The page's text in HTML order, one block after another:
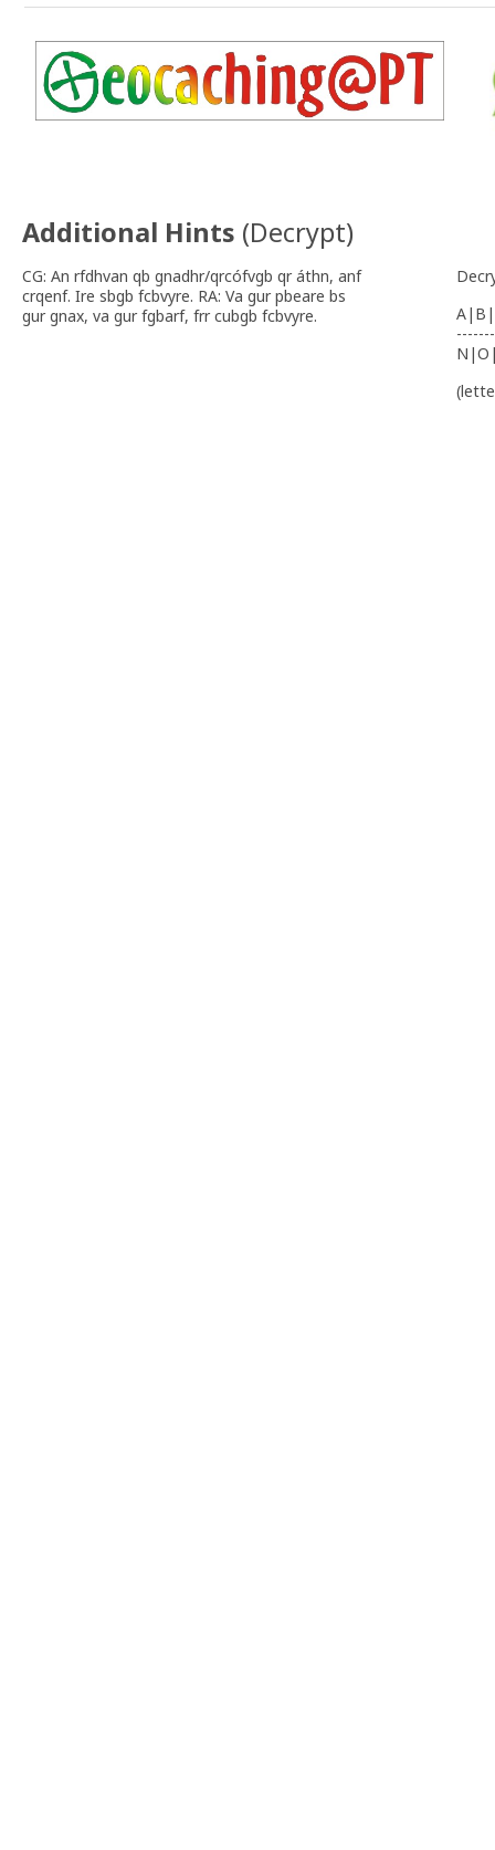
Additional Hints (Decrypt)
CG: An rfdhvan qb gnadhr/qrcófvgb qr áthn, anf
crqenf. Ire sbgb fcbvyre. RA: Va gur pbeare bs
gur gnax, va gur fgbarf, frr cubgb fcbvyre.